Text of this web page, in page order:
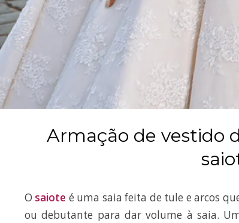
Armação de vestido
O saiote é uma saia feita de tule e arcos
ou debutante para dar volume à saia.